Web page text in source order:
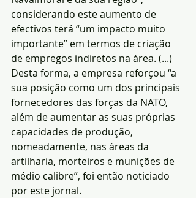
considerando este aumento de
efectivos terá “um impacto muito
importante” em termos de criação
de empregos indiretos na área. (...)
Desta forma, a empresa reforçou “a
sua posição como um dos principais
fornecedores das forças da NATO,
além de aumentar as suas próprias
capacidades de produção,
nomeadamente, nas áreas da
artilharia, morteiros e munições de
médio calibre”, foi então noticiado
por este jornal.